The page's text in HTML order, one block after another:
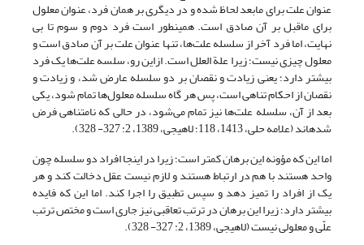
عنوان علت برای مابعد لحاظ شده و در دیگری بر همان فرد، عنوان معلول
برای ماقبل بر آن صادق است. همینطور است فرد دوم و سوم تا بی
نهایت، اما فرد آخر از سلسله علت‌ها، تنها عنوان علت بر آن صادق است و
معلول چیزی نیست؛ زیرا علة العلل است. ازاین رو، سلسه علت‌ها یک فرد
بیشتر دارد؛ یعنی زیادت و نقصان بر دو سلسله عارض شد، و زیادت و
نقصان از احکام تناهی است، پس هر گاه سلسله معلول‌ها تمام شود، یکی
بعد از آن، سلسله علت‌ها نیز تمام می‌شود، در حالی که نامتناهی فرض
شده‏اند (علامه حلی، 1413، 118؛ لاهیجی، 1389، 2: 327- 328).
اما این که مؤونه این برهان کمتر است؛ زیرا در این‏جا افراد دو سلسله چون
واحد هستند با هم در ارتباط هستند و لازم نیست عقل دخالت کند و هر
یک از افراد را تمیز دهد و سپس تطبیق را اجرا کند. اما این که فایده
بیشتر دارد؛ زیرا این برهان در ترتب تعاقبی نیز جاری است و مختص ترتب
علّی و معلولی نیست (لاهیجی، 1389، 2: 327- 328).